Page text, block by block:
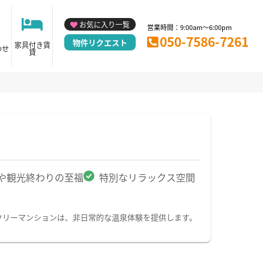
家具付き賃
貸
お気に入り一覧
物件リクエスト
営業時間：9:00am～6:00pm
050-7586-7261
観光終わりの至福 特別なリラックス空間
ーマンションは、非日常的な温泉体験を提供します。